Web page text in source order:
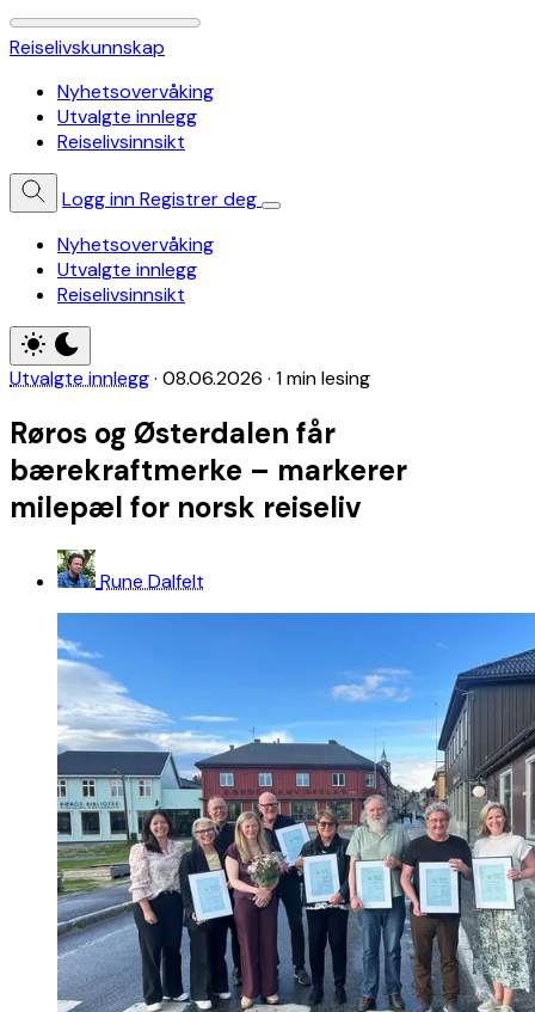
Reiselivskunnskap
Nyhetsovervåking
Utvalgte innlegg
Reiselivsinnsikt
Logg innRegistrer deg
Nyhetsovervåking
Utvalgte innlegg
Reiselivsinnsikt
Utvalgte innlegg· 08.06.2026 · 1 min lesing
Røros og Østerdalen får
bærekraftmerke – markerer
milepæl for norsk reiseliv
Rune Dalfelt